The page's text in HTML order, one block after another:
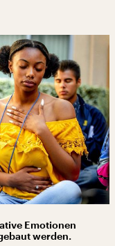
Emotionen
werden.